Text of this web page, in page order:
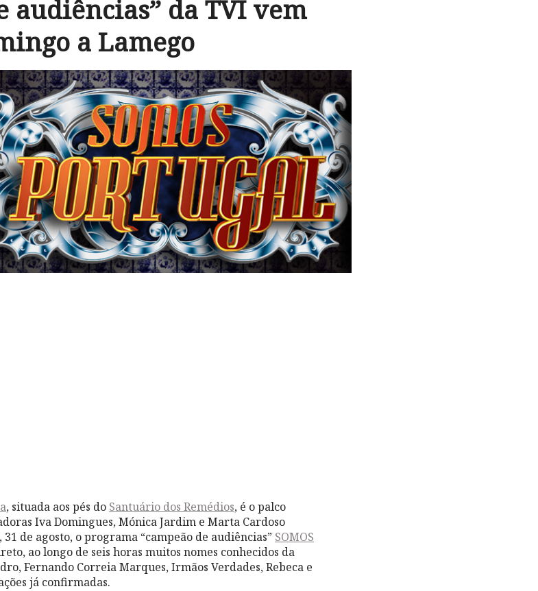
audiências” da TVI vem
a Lamego
, situada aos pés do Santuário dos Remédios, é o palco
Iva Domingues, Mónica Jardim e Marta Cardoso
de agosto, o programa “campeão de audiências” SOMOS
ao longo de seis horas muitos nomes conhecidos da
Fernando Correia Marques, Irmãos Verdades, Rebeca e
já confirmadas.